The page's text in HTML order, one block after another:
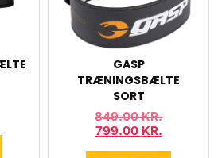
GASP
TRÆNINGSBÆLTE
SORT
849.00KR.
799.00 KR.